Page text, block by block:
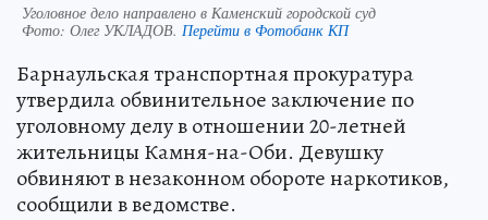
Уголовное дело направлено в Каменский городской суд
Фото: Олег УКЛАДОВ. Перейти в Фотобанк КП
Барнаульская транспортная прокуратура
утвердила обвинительное заключение по
уголовному делу в отношении 20-летней
жительницы Камня-на-Оби. Девушку
обвиняют в незаконном обороте наркотиков,
сообщили в ведомстве.